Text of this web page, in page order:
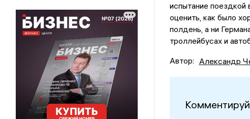
испытание
оценить, как было
полдень, а ни
троллейбусах и
Автор: Александр